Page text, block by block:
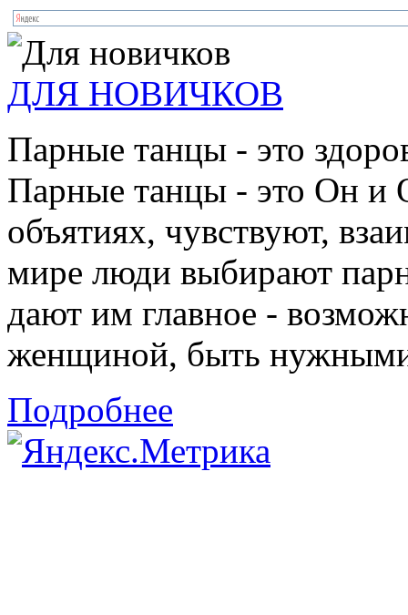
ДЛЯ НОВИЧКОВ
Парные танцы - это
Парные танцы - это Он и
объятиях, чувствуют,
мире люди выбирают
дают им главное -
женщиной, быть нужными
Подробнее